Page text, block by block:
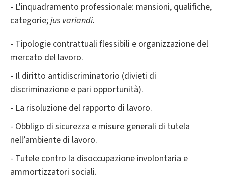
- L'inquadramento professionale: mansioni, qualifiche,
categorie;jus variandi.
- Tipologie contrattuali flessibili e organizzazione del
mercato del lavoro.
- Il diritto antidiscriminatorio (divieti di
discriminazione e pari opportunità).
- La risoluzione del rapporto di lavoro.
- Obbligo di sicurezza e misure generali di tutela
nell’ambiente di lavoro.
- Tutele contro la disoccupazione involontaria e
ammortizzatori sociali.